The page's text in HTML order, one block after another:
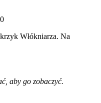
Włókniarza. Na
aby go zobaczyć.